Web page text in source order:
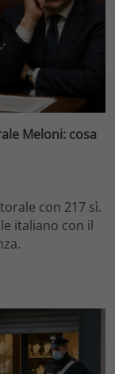
Meloni: cosa
con 217 sì.
italiano con il